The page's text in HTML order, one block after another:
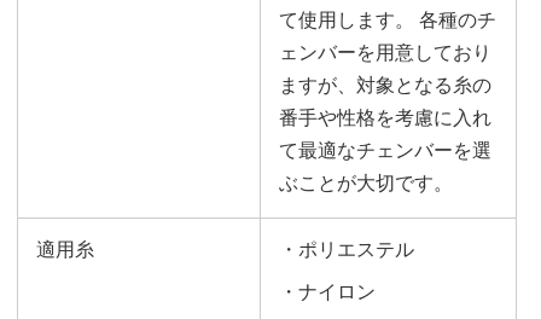
て使用します。 各種のチ
ェンバーを用意しており
ますが、対象となる糸の
番手や性格を考慮に入れ
て最適なチェンバーを選
ぶことが大切です。
適用糸 ・ポリエステル
・ナイロン